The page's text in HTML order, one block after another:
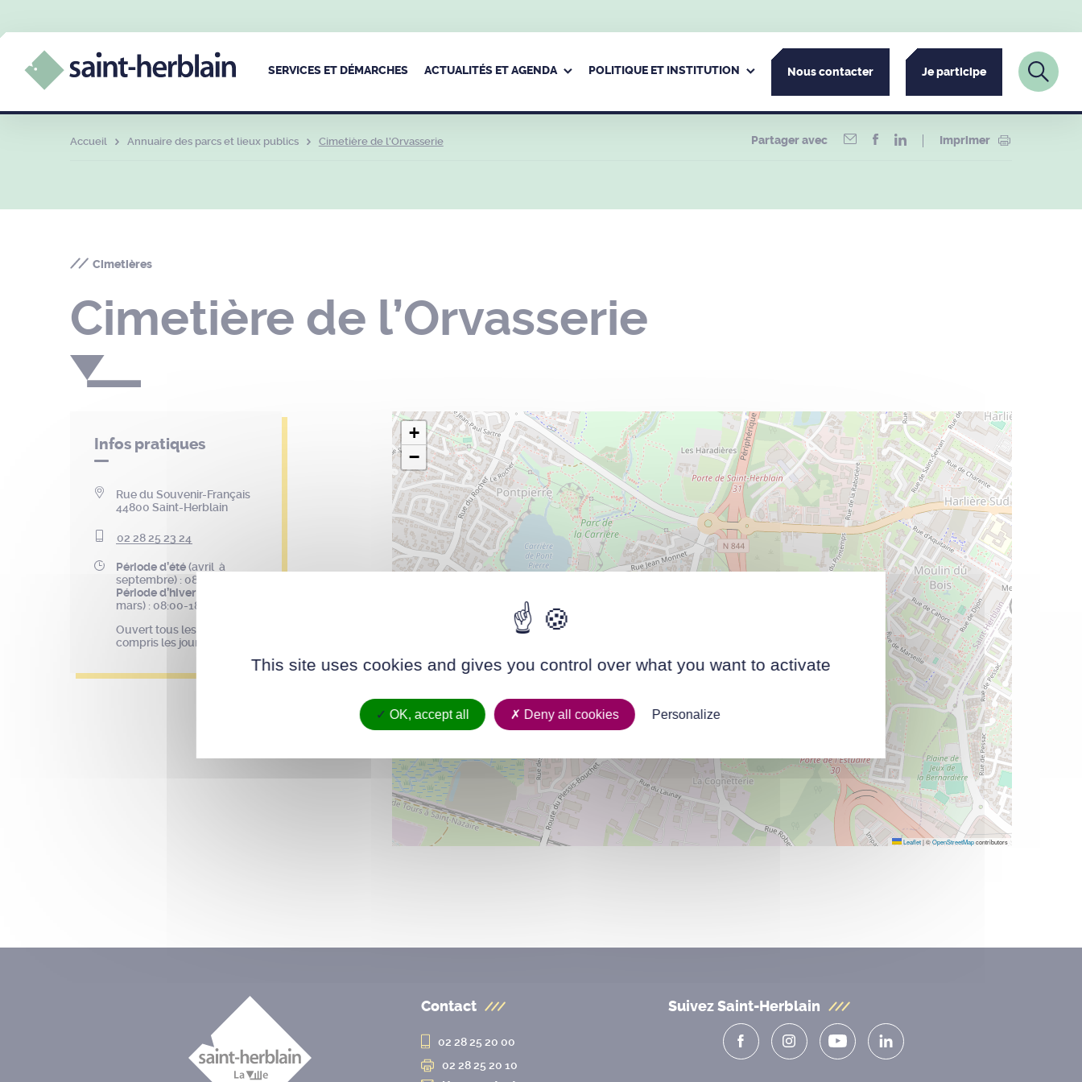
SERVICES ET DÉMARCHES ACTUALITÉS ET AGENDA POLITIQUE ET INSTITUTION Nous contacter Je participe
Accueil Annuaire des parcs et lieux publics Cimetière de l’Orvasserie Partager avec Imprimer
Cimetières
Cimetière de l’Orvasserie
Infos pratiques
Rue du Souvenir-Français
44800 Saint-Herblain
02 28 25 23 24
Période d’été(avril à
septembre) : 08:00-19:00
Période d’hiver
mars) : 08:00-18:00
Ouvert tous les jours, y
compris les jours fériés.
+
−
Leaflet|©OpenStreetMapcontributors
Contact
02 28 25 20 00
02 28 25 20 10
Suivez Saint-Herblain
This site uses cookies and gives you control over what you want to activate
OK, accept all Deny all cookies Personalize